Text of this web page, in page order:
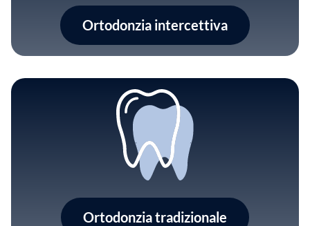
Ortodonzia intercettiva
Ortodonzia tradizionale